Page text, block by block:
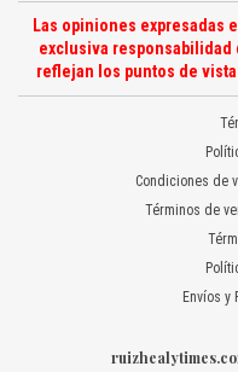
Las opiniones expresadas
exclusiva responsabilidad
reflejan los puntos de
Condiciones de
Términos de
Envíos y